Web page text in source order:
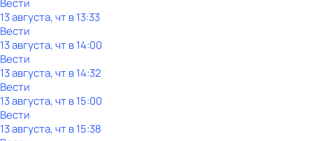
Вести
13 августа, чт в 13:33
Вести
13 августа, чт в 14:00
Вести
13 августа, чт в 14:32
Вести
13 августа, чт в 15:00
Вести
13 августа, чт в 15:38